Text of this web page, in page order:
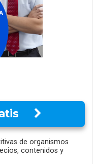
de organismos
contenidos y